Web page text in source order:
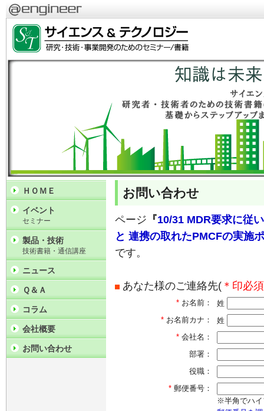
お問い合わせ
ページ 『10/31 MDR要求に従
と 連携の取れたPMCFの実施
です。
あなた様のご連絡先(＊印必須
* お名前：
姓
* お名前カナ：
姓
* 会社名：
部署：
役職：
* 郵便番号：
※半角でハイ
ＨＯＭＥ
イベント
セミナー
製品・技術
技術書籍・通信講座
ニュース
Ｑ＆Ａ
コラム
会社概要
お問い合わせ